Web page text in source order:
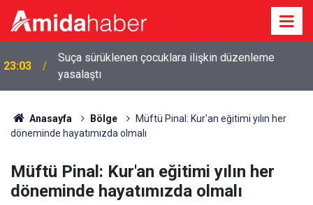
23:03
Suça sürüklenen çocuklara ilişkin düzenleme
yasalaştı
Anasayfa Bölge
Müftü Pinal: Kur'an eğitimi yılın her
döneminde hayatımızda olmalı
Müftü Pinal: Kur'an eğitimi yılın her
döneminde hayatımızda olmalı